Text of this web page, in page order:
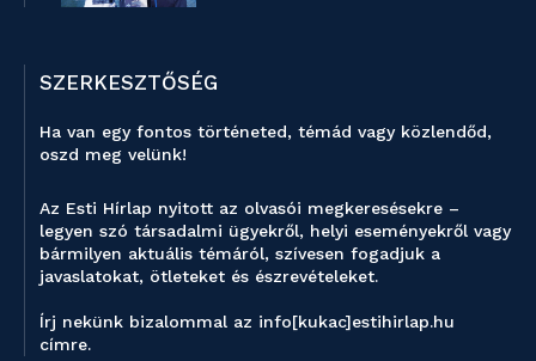
SZERKESZTŐSÉG
Ha van egy fontos történeted, témád vagy közlendőd,
oszd meg velünk!
Az Esti Hírlap nyitott az olvasói megkeresésekre –
legyen szó társadalmi ügyekről, helyi eseményekről vagy
bármilyen aktuális témáról, szívesen fogadjuk a
javaslatokat, ötleteket és észrevételeket.
Írj nekünk bizalommal az info[kukac]estihirlap.hu
címre.